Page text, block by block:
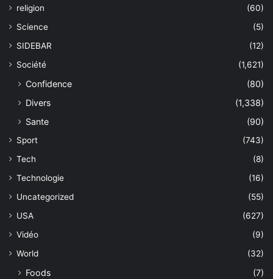
religion
(60)
Science
(5)
SIDEBAR
(12)
Société
(1,621)
Confidence
(80)
Divers
(1,338)
Sante
(90)
Sport
(743)
Tech
(8)
Technologie
(16)
Uncategorized
(55)
USA
(627)
Vidéo
(9)
World
(32)
Foods
(7)